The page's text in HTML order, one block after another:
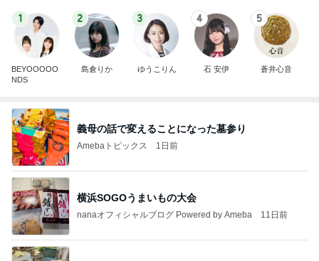
1
BEYOOOOO
NDS
2
島倉りか
3
ゆうこりん
4
石 安伊
5
蒼井心音
義母の話で変えることになった墓参り
Amebaトピックス 1日前
横浜SOGOうまいもの大会
nanaオフィシャルブログ Powered by Ameba 11日前